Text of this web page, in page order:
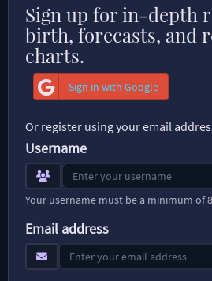
Sign up for in-depth
birth, forecasts, and
charts.
Sign in with Google
Or register using your email
Username
Your username must be a minimum of
Email address